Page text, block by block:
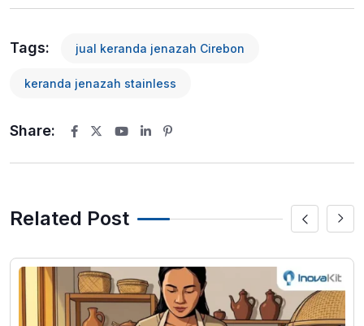
Tags: jual keranda jenazah Cirebon
keranda jenazah stainless
Share:
Youtube
LinkedIn
Related Post